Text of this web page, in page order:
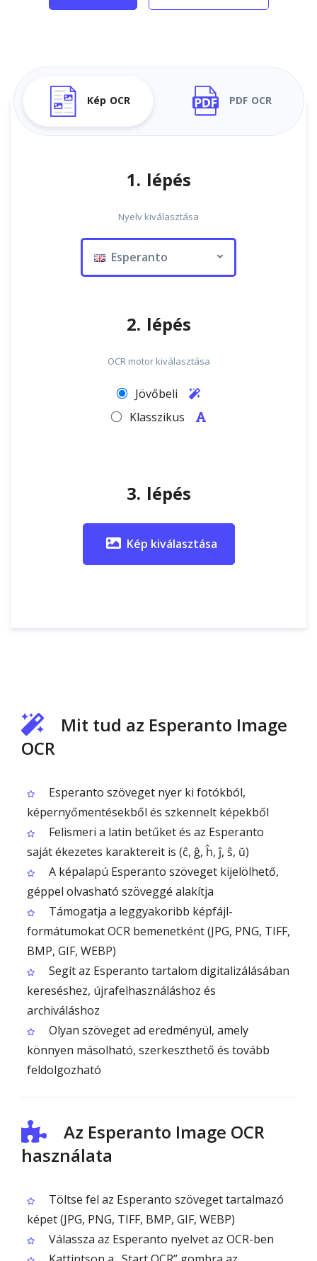
Kép OCR PDF OCR
1. lépés
Nyelv kiválasztása
Esperanto
2. lépés
OCR motor kiválasztása
Jövőbeli
Klasszikus
3. lépés
Kép kiválasztása
Mit tud az Esperanto Image
OCR
Esperanto szöveget nyer ki fotókból,
képernyőmentésekből és szkennelt képekből
Felismeri a latin betűket és az Esperanto
saját ékezetes karaktereit is (ĉ, ĝ, ĥ, ĵ, ŝ, ŭ)
A képalapú Esperanto szöveget kijelölhető,
géppel olvasható szöveggé alakítja
Támogatja a leggyakoribb képfájl-
formátumokat OCR bemenetként (JPG, PNG, TIFF,
BMP, GIF, WEBP)
Segít az Esperanto tartalom digitalizálásában
kereséshez, újrafelhasználáshoz és
archiváláshoz
Olyan szöveget ad eredményül, amely
könnyen másolható, szerkeszthető és tovább
feldolgozható
Az Esperanto Image OCR
használata
Töltse fel az Esperanto szöveget tartalmazó
képet (JPG, PNG, TIFF, BMP, GIF, WEBP)
Válassza az Esperanto nyelvet az OCR-ben